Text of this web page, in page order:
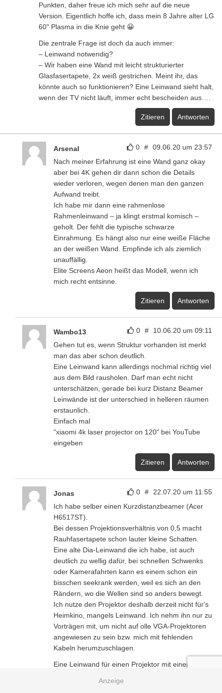
Punkten, daher freue ich mich sehr auf die neue
Version. Eigentlich hoffe ich, dass mein 8 Jahre alter LG
60" Plasma in die Knie geht 😀
Die zentrale Frage ist doch da auch immer:
– Leinwand notwendig?
– Wir haben eine Wand mit leicht strukturierter
Glasfasertapete, 2x weiß gestrichen. Meint ihr, das
könnte auch so funktionieren? Eine Leinwand sieht halt,
wenn der TV nicht läuft, immer echt bescheiden aus….
Zitieren Antworten
0 # 09.06.20 um 23:57
Arsenal
Nach meiner Erfahrung ist eine Wand ganz okay
aber bei 4K gehen dir dann schon die Details
wieder verloren, wegen denen man den ganzen
Aufwand treibt.
Ich habe mir dann eine rahmenlose
Rahmenleinwand – ja klingt erstmal komisch –
geholt. Der fehlt die typische schwarze
Einrahmung. Es hängt also nur eine weiße Fläche
an der weißen Wand. Empfinde ich als ziemlich
unauffällig.
Elite Screens Aeon heißt das Modell, wenn ich
mich recht entsinne.
Zitieren Antworten
0 # 10.06.20 um 09:11
Wambo13
Gehen tut es, wenn Struktur vorhanden ist merkt
man das aber schon deutlich.
Eine Leinwand kann allerdings nochmal richtig viel
aus dem Bild rausholen. Darf man echt nicht
unterschätzen, gerade bei kurz Distanz Beamer
Leinwände ist der unterschied in helleren räumen
erstaunlich.
Einfach mal
"xiaomi 4k laser projector on 120" bei YouTube
eingeben
Zitieren Antworten
0 # 22.07.20 um 11:55
Jonas
Ich habe selber einen Kurzdistanzbeamer (Acer
H6517ST).
Bei dessen Projektionsverhältnis von 0,5 macht
Rauhfasertapete schon lauter kleine Schatten.
Eine alte Dia-Leinwand die ich habe, ist auch
deutlich zu wellig dafür, bei schnellen Schwenks
oder Kamerafahrten kann es einem schon ein
bisschen seekrank werden, weil es sich an den
Rändern, wo die Wellen sind so anders bewegt.
Ich nutze den Projektor deshalb derzeit nicht für's
Heimkino, mangels Leinwand. Ich nehm ihn nur zu
Vorträgen mit, um nicht auf olle VGA-Projektoren
angewiesen zu sein bzw. mich mit fehlenden
Kabeln herumzuschlagen.
Eine Leinwand für einen Projektor mit einem